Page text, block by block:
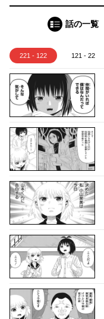
話の一覧
221 - 122 121 - 22